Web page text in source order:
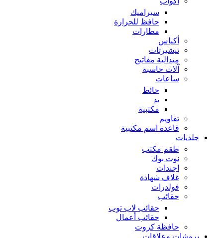
سيراميك
حافظ للحرارة
مطارات
أكياس
تيشيرتات
ميدالية مفاتيح
آلات حاسبة
ساعات
حائط
يد
مكتبية
تقاويم
قاعدة اسم مكتبية
جلديات
طقم مكتب
نوت بوك
اجندات
غلاف شهادة
فولدرات
حقائب
حقائب لاب توب
حقائب أعمال
حافظة كروت
بروشات وعلاقات